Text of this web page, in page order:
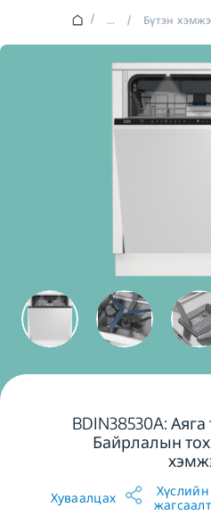
/ ... / Бүтэн
BDIN38530A: Аяга
Байрлалын
Хуваалцах
Хүслийн
жагсаалт